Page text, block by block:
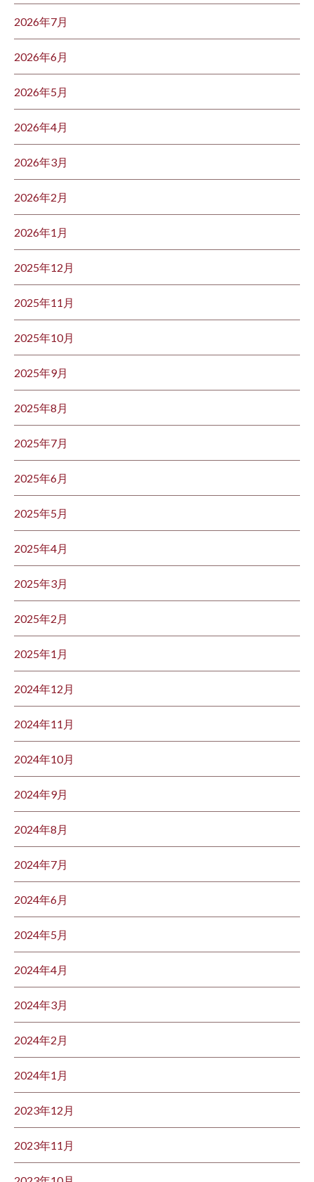
2026年7月
2026年6月
2026年5月
2026年4月
2026年3月
2026年2月
2026年1月
2025年12月
2025年11月
2025年10月
2025年9月
2025年8月
2025年7月
2025年6月
2025年5月
2025年4月
2025年3月
2025年2月
2025年1月
2024年12月
2024年11月
2024年10月
2024年9月
2024年8月
2024年7月
2024年6月
2024年5月
2024年4月
2024年3月
2024年2月
2024年1月
2023年12月
2023年11月